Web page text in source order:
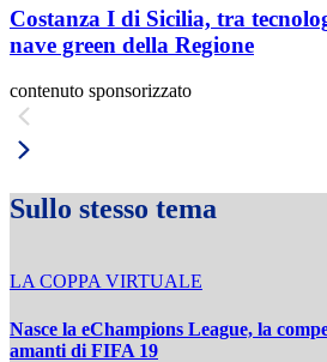
Costanza I di Sicilia, tra
nave green della Regione
contenuto sponsorizzato
Sullo stesso tema
LA COPPA VIRTUALE
Nasce la eChampions League, la
amanti di FIFA 19